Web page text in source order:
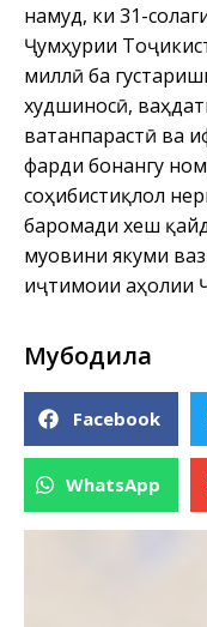
намуд, ки 31-
Ҷумҳурии
миллӣ ба
худшиносӣ,
ватанпарастӣ ва
фарди бонангу
соҳибистиқлол
баромади хеш
муовини якуми
иҷтимоии аҳолии
Мубодила
Facebook
WhatsApp